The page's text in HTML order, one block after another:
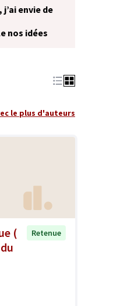
envie de
nos idées
le plus d'auteurs
(
Retenue